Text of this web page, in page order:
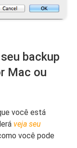
backup
Mac ou
você está
veja seu
você pode